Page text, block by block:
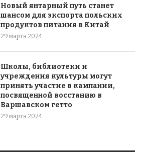
Новый янтарный путь станет
шансом для экспорта польских
продуктов питания в Китай
29 марта 2024
Школы, библиотеки и
учреждения культуры могут
принять участие в кампании,
посвященной восстанию в
Варшавском гетто
29 марта 2024